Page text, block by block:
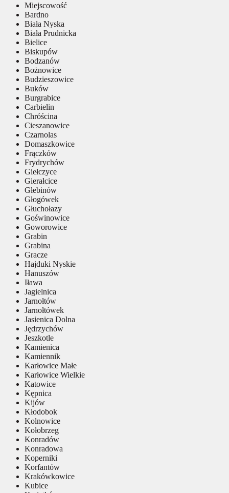
Miejscowość
Bardno
Biała Nyska
Biała Prudnicka
Bielice
Biskupów
Bodzanów
Bożnowice
Budzieszowice
Buków
Burgrabice
Carbielin
Chróścina
Cieszanowice
Czarnolas
Domaszkowice
Frączków
Frydrychów
Giełczyce
Gierałcice
Głebinów
Głogówek
Głuchołazy
Goświnowice
Goworowice
Grabin
Grabina
Gracze
Hajduki Nyskie
Hanuszów
Iława
Jagielnica
Jarnołtów
Jarnołtówek
Jasienica Dolna
Jędrzychów
Jeszkotle
Kamienica
Kamiennik
Karłowice Małe
Karłowice Wielkie
Katowice
Kępnica
Kijów
Kłodobok
Kolnowice
Kołobrzeg
Konradów
Konradowa
Koperniki
Korfantów
Krakówkowice
Kubice